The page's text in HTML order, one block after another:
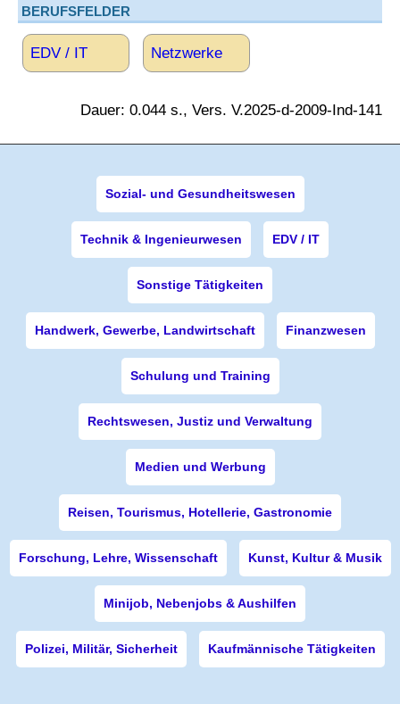
BERUFSFELDER
EDV / IT Netzwerke
Dauer: 0.044 s., Vers. V.2025-d-2009-Ind-141
Sozial- und Gesundheitswesen
Technik & Ingenieurwesen EDV / IT
Sonstige Tätigkeiten
Handwerk, Gewerbe, Landwirtschaft Finanzwesen
Schulung und Training
Rechtswesen, Justiz und Verwaltung
Medien und Werbung
Reisen, Tourismus, Hotellerie, Gastronomie
Forschung, Lehre, Wissenschaft Kunst, Kultur & Musik
Minijob, Nebenjobs & Aushilfen
Polizei, Militär, Sicherheit Kaufmännische Tätigkeiten